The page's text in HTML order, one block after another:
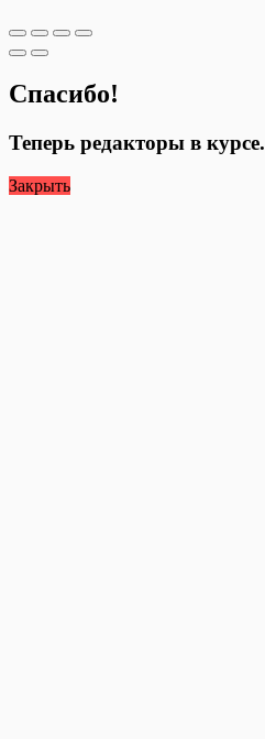
Спасибо!
Теперь редакторы в курсе.
Закрыть